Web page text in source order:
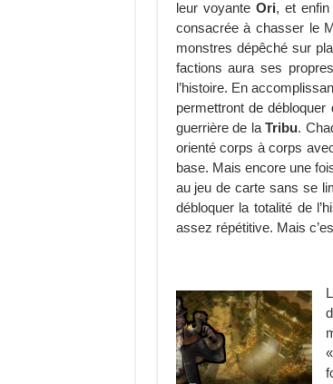
leur voyante Ori, et enfin
consacrée à chasser le
monstres dépêché sur
factions aura ses
l’histoire. En
permettront de
guerrière de la Tribu.
orienté corps à corps
base. Mais encore une
au jeu de carte sans se
débloquer la totalité de
assez répétitive. Mais